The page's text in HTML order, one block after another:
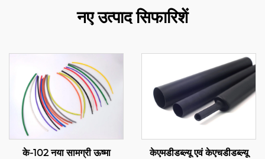
नए उत्पाद सिफारिशें
के-102 नया सामग्री ऊष्मा
केएमडीडब्ल्यू एवं केएचडीडब्ल्यू